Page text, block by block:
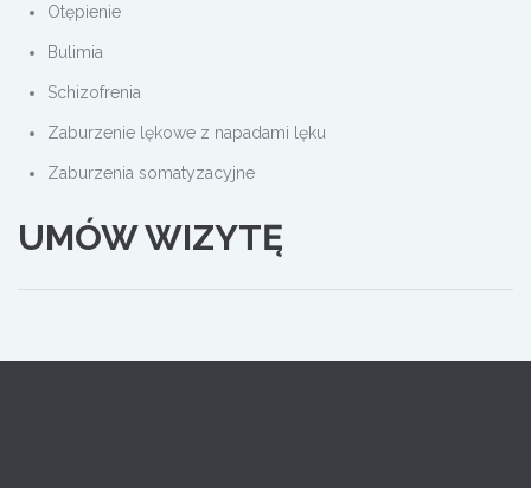
Otępienie
Bulimia
Schizofrenia
Zaburzenie lękowe z napadami lęku
Zaburzenia somatyzacyjne
UMÓW WIZYTĘ